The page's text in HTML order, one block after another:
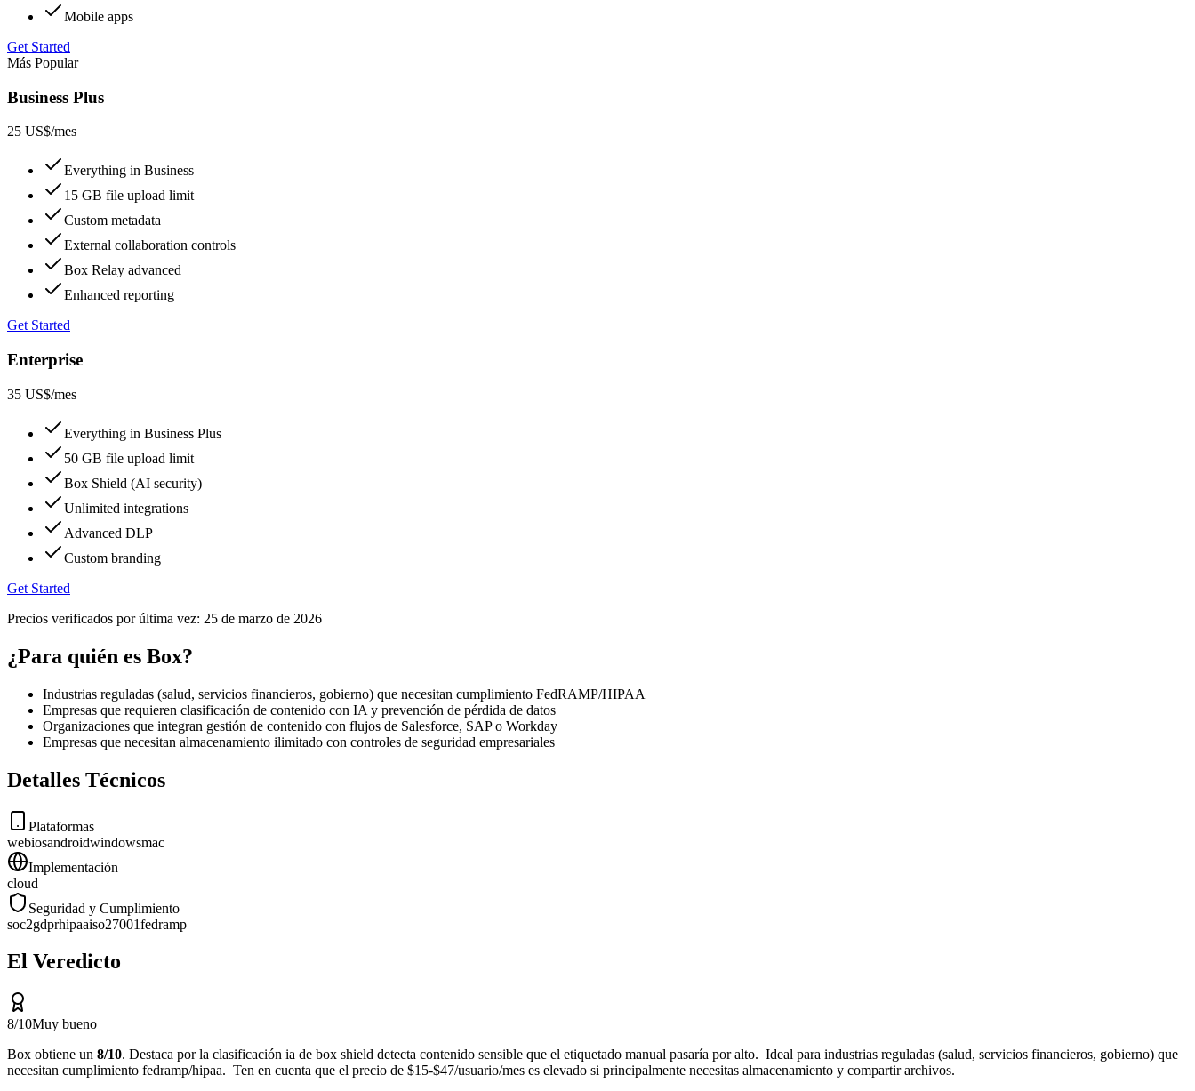
Mobile apps
Get Started
Más Popular
Business Plus
25 US$/mes
Everything in Business
15 GB file upload limit
Custom metadata
External collaboration controls
Box Relay advanced
Enhanced reporting
Get Started
Enterprise
35 US$/mes
Everything in Business Plus
50 GB file upload limit
Box Shield (AI security)
Unlimited integrations
Advanced DLP
Custom branding
Get Started
Precios verificados por última vez: 25 de marzo de 2026
¿Para quién es Box?
Industrias reguladas (salud, servicios financieros, gobierno) que necesitan cumplimiento FedRAMP/HIPAA
Empresas que requieren clasificación de contenido con IA y prevención de pérdida de datos
Organizaciones que integran gestión de contenido con flujos de Salesforce, SAP o Workday
Empresas que necesitan almacenamiento ilimitado con controles de seguridad empresariales
Detalles Técnicos
Plataformas
webiosandroidwindowsmac
Implementación
cloud
Seguridad y Cumplimiento
soc2gdprhipaaiso27001fedramp
El Veredicto
8/10Muy bueno
Box obtiene un 8/10. Destaca porla clasificación ia de box shield detecta contenido sensible que el etiquetado manual pasaría por alto. Ideal para industrias reguladas (salud, servicios financieros, gobierno) que
necesitan cumplimiento fedramp/hipaa. Ten en cuenta que el precio de $15-$47/usuario/mes es elevado si principalmente necesitas almacenamiento y compartir archivos.